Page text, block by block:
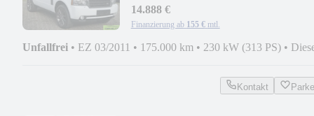
14.888 €
Finanzierung ab 155 € mtl.
Unfallfrei • EZ 03/2011 • 175.000 km • 230 kW (313 PS) •
Kontakt